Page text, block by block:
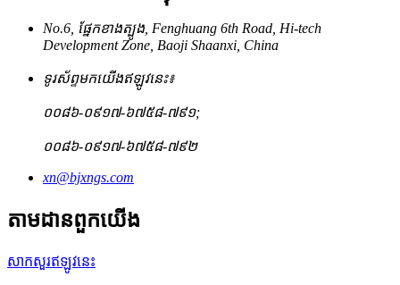
No.6, ផ្នែកខាងត្បូង, Fenghuang 6th Road, Hi-tech
Development Zone, Baoji Shaanxi, China
ទូរស័ព្ទមកយើងឥឡូវនេះ៖
០០៨៦-០៩១៧-៦៧៥៨-៧៩១;
០០៨៦-០៩១៧-៦៧៥៨-៧៩២
xn@bjxngs.com
តាមដានពួកយើង
សាកសួរឥឡូវនេះ